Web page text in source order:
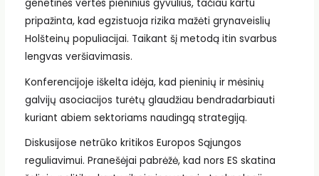
genetinės vertės pieninius gyvulius, tačiau kartu
pripažinta, kad egzistuoja rizika mažėti grynaveislių
Holšteinų populiacijai. Taikant šį metodą itin svarbus
lengvas veršiavimasis.
Konferencijoje iškelta idėja, kad pieninių ir mėsinių
galvijų asociacijos turėtų glaudžiau bendradarbiauti
kuriant abiem sektoriams naudingą strategiją.
Diskusijose netrūko kritikos Europos Sąjungos
reguliavimui. Pranešėjai pabrėžė, kad nors ES skatina